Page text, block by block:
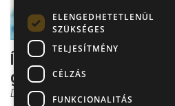
Így gyógyul a pánikbeteg
gyógyszerben bízn...
Dr. Ormay István
ELENGEDHETETLENÜL
SZÜKSÉGES
TELJESÍTMÉNY
CÉLZÁS
FUNKCIONALITÁS